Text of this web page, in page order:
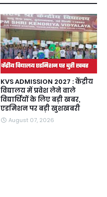
KVS ADMISSION 2027 : केंद्रीय
विद्यालय में प्रवेश लेने वाले
विद्यार्थियों के लिए बड़ी खबर,
एडमिशन पर बड़ी खुशखबरी
August 07, 2026